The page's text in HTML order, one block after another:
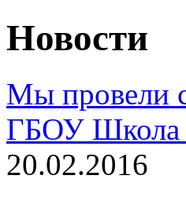
Новости
Мы провели
ГБОУ
20.02.2016